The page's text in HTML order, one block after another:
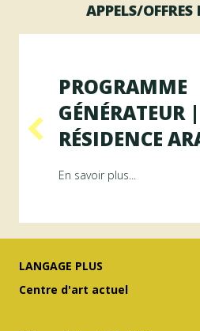
APPELS/OFFRES
RAYON
PROGRAMME
GÉNÉRATEUR |
RÉSIDENCE
En savoir plus...
LANGAGE PLUS
Centre d'art actuel